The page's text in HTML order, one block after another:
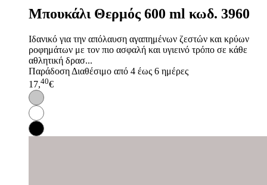
Μπουκάλι Θερμός 600 ml κωδ. 3960
Ιδανικό για την απόλαυση αγαπημένων ζεστών και κρύων
ροφημάτων με τον πιο ασφαλή και υγιεινό τρόπο σε κάθε
αθλητική δρασ...
Παράδοση Διαθέσιμο από 4 έως 6 ημέρες
17,40€